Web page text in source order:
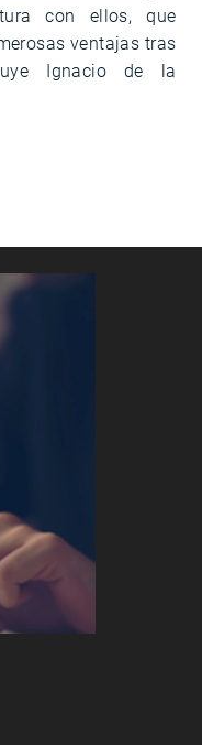
con ellos, que
ventajas tras
Ignacio de la